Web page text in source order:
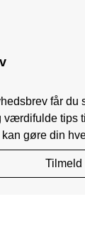
får
værdifulde tips
gøre din
Tilmeld